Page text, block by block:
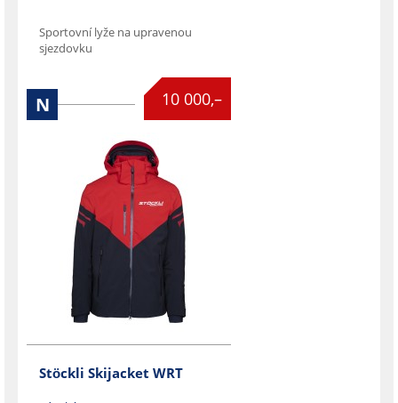
Sportovní lyže na upravenou
sjezdovku
N

10 000,–
Stöckli Skijacket WRT